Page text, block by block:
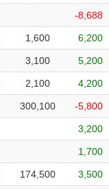
-8,688
1,600 6,200
3,100 5,200
2,100 4,200
300,100 -5,800
3,200
1,700
174,500 3,500